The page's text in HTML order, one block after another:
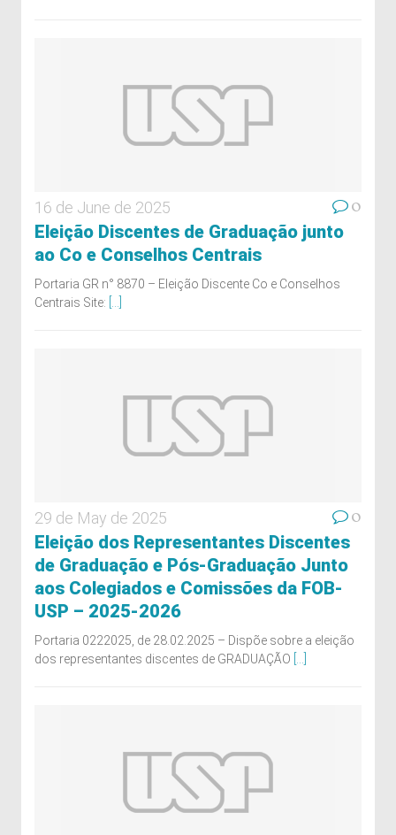
16 de June de 2025 0
Eleição Discentes de Graduação junto
ao Co e Conselhos Centrais
Portaria GR n° 8870 – Eleição Discente Co e Conselhos
Centrais Site:
29 de May de 2025 0
Eleição dos Representantes Discentes
de Graduação e Pós-Graduação Junto
aos Colegiados e Comissões da FOB-
USP – 2025-2026
Portaria 0222025, de 28.02.2025 – Dispõe sobre a eleição
dos representantes discentes de GRADUAÇÃO